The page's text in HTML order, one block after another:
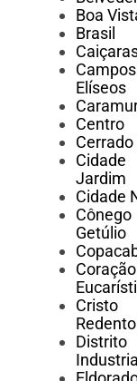
Boa
Brasil
Campos
Elíseos
Centro
Cerrado
Cidade
Jardim
Cidade
Cônego
Getúlio
Coração
Cristo
Distrito
Industrial